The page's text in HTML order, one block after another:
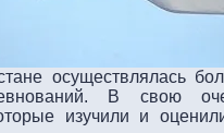
осуществлялась
В свою
изучили и